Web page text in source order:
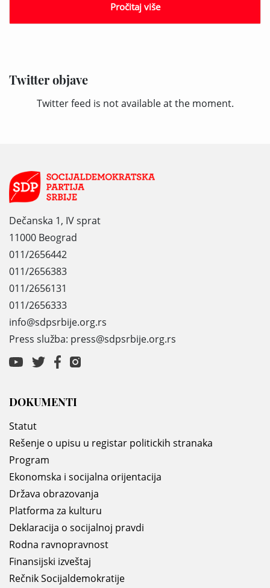
Twitter objave
Twitter feed is not available at the moment.
Pročitaj više
Dečanska 1, IV sprat
11000 Beograd
011/2656442
011/2656383
011/2656131
011/2656333
info@sdpsrbije.org.rs
Press služba: press@sdpsrbije.org.rs
DOKUMENTI
Statut
Rešenje o upisu u registar politickih stranaka
Program
Ekonomska i socijalna orijentacija
Država obrazovanja
Platforma za kulturu
Deklaracija o socijalnoj pravdi
Rodna ravnopravnost
Finansijski izveštaj
Rečnik Socijaldemokratije